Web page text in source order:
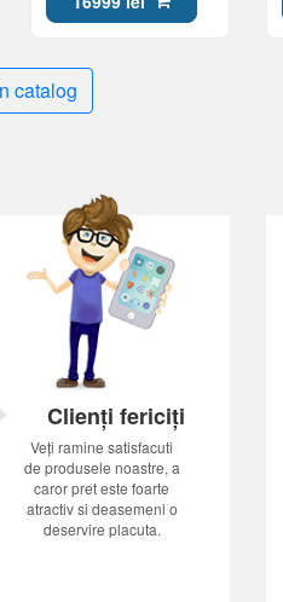
catalog
Clienți fericiți
Veți ramine satisfacuti
de produsele noastre, a
caror pret este foarte
atractiv si deasemeni o
deservire placuta.